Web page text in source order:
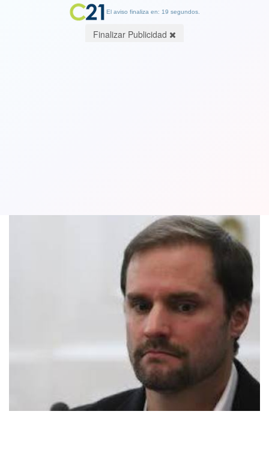
El aviso finaliza en: 19 segundos.
Finalizar Publicidad